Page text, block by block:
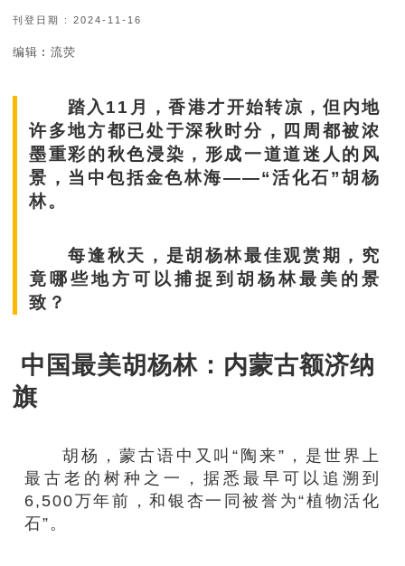
刊登日期 : 2024-11-16
编辑︰流荧
踏入11月，香港才开始转凉，但内地
许多地方都已处于深秋时分，四周都被浓
墨重彩的秋色浸染，形成一道道迷人的风
景，当中包括金色林海——“活化石”胡杨
林。
每逢秋天，是胡杨林最佳观赏期，究
竟哪些地方可以捕捉到胡杨林最美的景
致？
中国最美胡杨林：内蒙古额济纳
旗
胡杨，蒙古语中又叫“陶来”，是世界上
最古老的树种之一，据悉最早可以追溯到
6,500万年前，和银杏一同被誉为“植物活化
石”。